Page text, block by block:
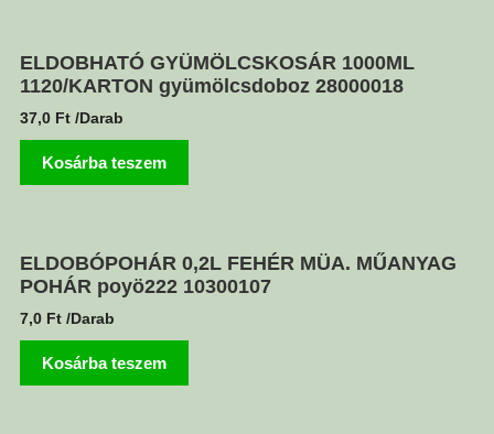
ELDOBHATÓ GYÜMÖLCSKOSÁR 1000ML
1120/KARTON gyümölcsdoboz 28000018
37,0 Ft /Darab
Kosárba teszem
ELDOBÓPOHÁR 0,2L FEHÉR MÜA. MŰANYAG
POHÁR poyö222 10300107
7,0 Ft /Darab
Kosárba teszem